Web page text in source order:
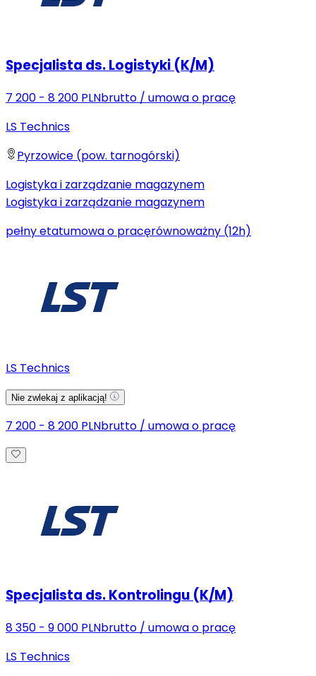
Specjalista ds. Logistyki (K/M)
7 200 - 8 200 PLNbrutto / umowa o pracę
LS Technics
Pyrzowice (pow. tarnogórski)
Logistyka i zarządzanie magazynem
Logistyka i zarządzanie magazynem
pełny etatumowa o pracęrównoważny (12h)
LS Technics
Nie zwlekaj z aplikacją!
7 200 - 8 200 PLNbrutto / umowa o pracę
Specjalista ds. Kontrolingu (K/M)
8 350 - 9 000 PLNbrutto / umowa o pracę
LS Technics